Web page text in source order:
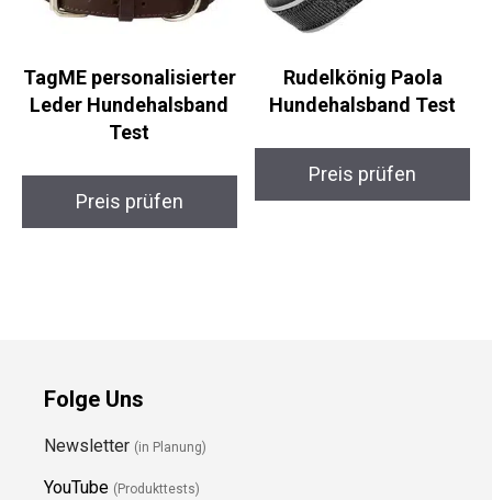
TagME personalisierter
Leder Hundehalsband
Test
Preis prüfen
Rudelkönig Paola
Hundehalsband Test
Preis prüfen
Folge Uns
Newsletter (in Planung)
YouTube (Produkttests)